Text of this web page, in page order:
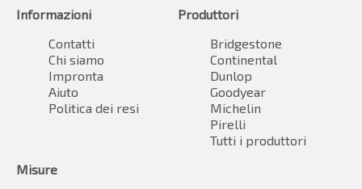
Informazioni
Contatti
Chi siamo
Impronta
Aiuto
Politica dei resi
Produttori
Bridgestone
Continental
Dunlop
Goodyear
Michelin
Pirelli
Tutti i produttori
Misure